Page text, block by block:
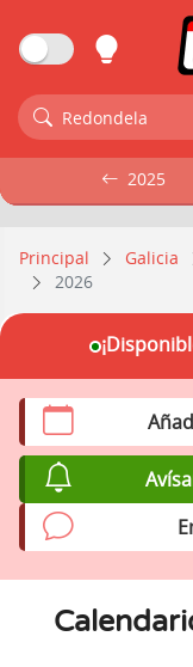
Redondela
Principal Galicia
2026
2025
2025